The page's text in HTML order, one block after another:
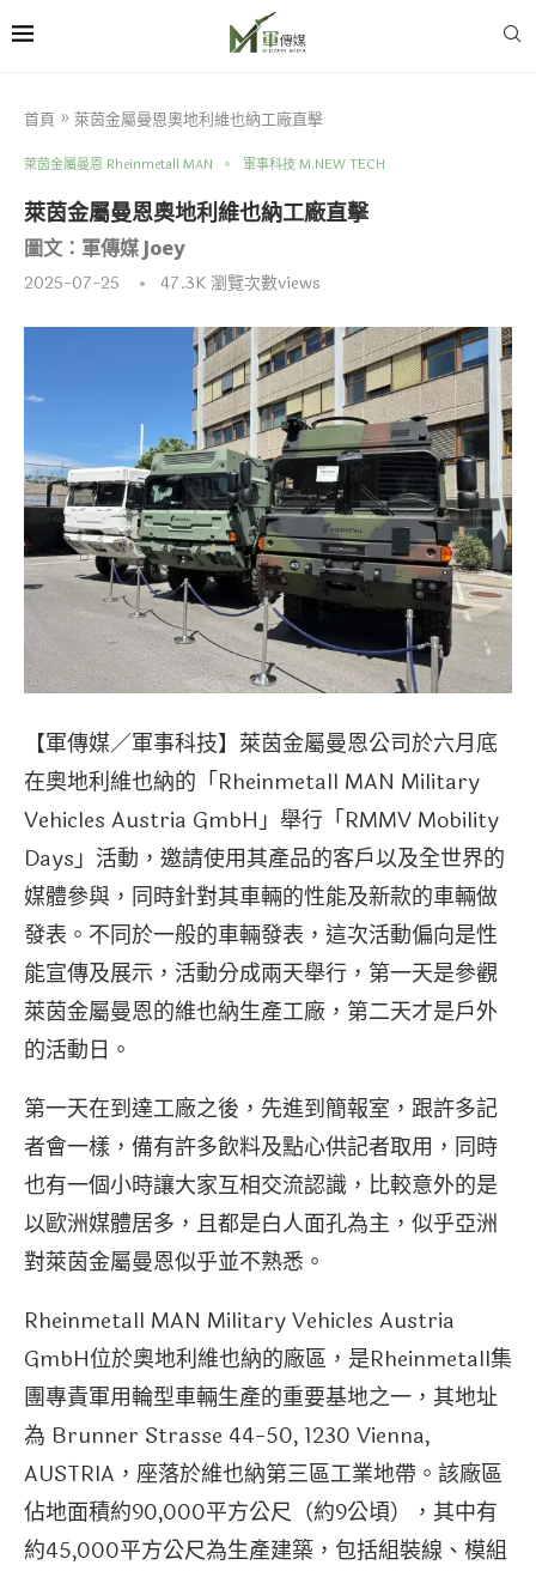
首頁 » 萊茵金屬曼恩奧地利維也納工廠直擊
萊茵金屬曼恩 Rheinmetall MAN 軍事科技 M.NEW TECH
萊茵金屬曼恩奧地利維也納工廠直擊
圖文：軍傳媒 Joey
2025-07-25 47.3K瀏覽次數views
【軍傳媒／軍事科技】萊茵金屬曼恩公司於六月底
在奧地利維也納的「Rheinmetall MAN Military
Vehicles Austria GmbH」舉行「RMMV Mobility
Days」活動，邀請使用其產品的客戶以及全世界的
媒體參與，同時針對其車輛的性能及新款的車輛做
發表。不同於一般的車輛發表，這次活動偏向是性
能宣傳及展示，活動分成兩天舉行，第一天是參觀
萊茵金屬曼恩的維也納生產工廠，第二天才是戶外
的活動日。
第一天在到達工廠之後，先進到簡報室，跟許多記
者會一樣，備有許多飲料及點心供記者取用，同時
也有一個小時讓大家互相交流認識，比較意外的是
以歐洲媒體居多，且都是白人面孔為主，似乎亞洲
對萊茵金屬曼恩似乎並不熟悉。
Rheinmetall MAN Military Vehicles Austria
GmbH位於奧地利維也納的廠區，是Rheinmetall集
團專責軍用輪型車輛生產的重要基地之一，其地址
為 Brunner Strasse 44-50, 1230 Vienna,
AUSTRIA，座落於維也納第三區工業地帶。該廠區
佔地面積約90,000平方公尺（約9公頃），其中有
約45,000平方公尺為生產建築，包括組裝線、模組